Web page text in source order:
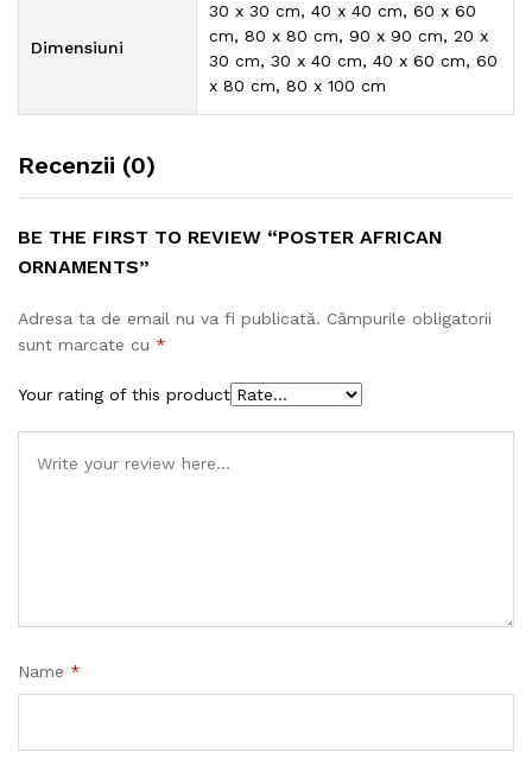
Dimensiuni
30 x 30 cm, 40 x 40 cm, 60 x 60
cm, 80 x 80 cm, 90 x 90 cm, 20 x
30 cm, 30 x 40 cm, 40 x 60 cm, 60
x 80 cm, 80 x 100 cm
Recenzii (0)
BE THE FIRST TO REVIEW “POSTER AFRICAN
ORNAMENTS”
Adresa ta de email nu va fi publicată. Câmpurile obligatorii
sunt marcate cu *
Your rating of this product
Name *